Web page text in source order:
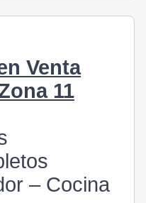
Venta
11
– Cocina